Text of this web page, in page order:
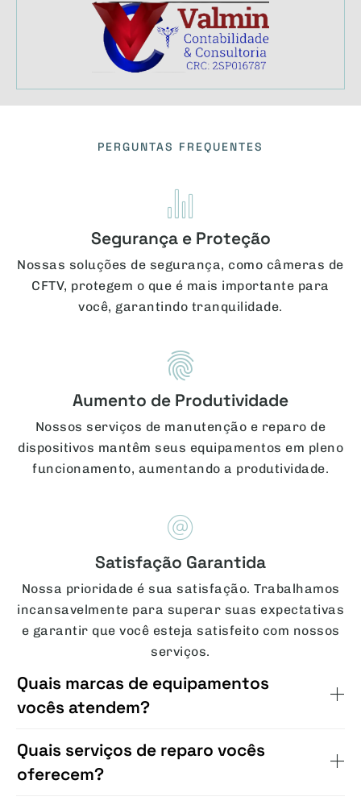
PERGUNTAS FREQUENTES
Segurança e Proteção
Nossas soluções de segurança, como câmeras de
CFTV, protegem o que é mais importante para
você, garantindo tranquilidade.
Aumento de Produtividade
Nossos serviços de manutenção e reparo de
dispositivos mantêm seus equipamentos em pleno
funcionamento, aumentando a produtividade.
Satisfação Garantida
Nossa prioridade é sua satisfação. Trabalhamos
incansavelmente para superar suas expectativas
e garantir que você esteja satisfeito com nossos
serviços.
Quais marcas de equipamentos
vocês atendem?
Quais serviços de reparo vocês
oferecem?